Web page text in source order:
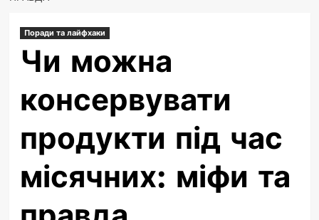
Поради та лайфхаки
Чи можна
консервувати
продукти під час
місячних: міфи та